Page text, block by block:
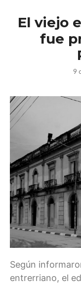
El viejo
fue
9
Según
entrerriano, el